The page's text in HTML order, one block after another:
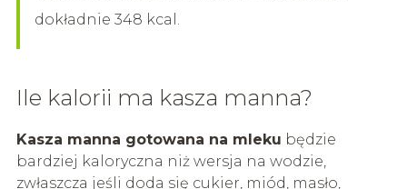
dokładnie 348 kcal.
Ile kalorii ma kasza manna?
Kasza manna gotowana na mleku będzie
bardziej kaloryczna niż wersja na wodzie,
zwłaszcza jeśli doda się cukier, miód, masło,